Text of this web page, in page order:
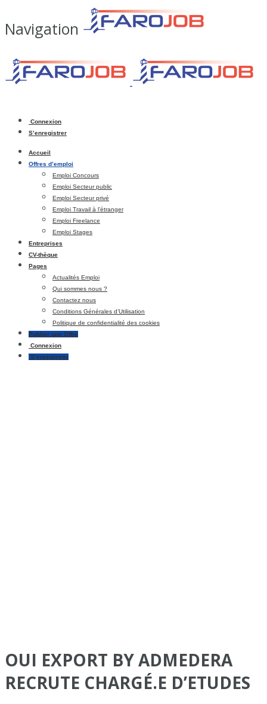
Navigation
Connexion
S’enregistrer
Accueil
Offres d’emploi
Emploi Concours
Emploi Secteur public
Emploi Secteur privé
Emploi Travail à l’étranger
Emploi Freelance
Emploi Stages
Entreprises
CV-thèque
Pages
Actualités Emploi
Qui sommes nous ?
Contactez nous
Conditions Générales d’Utilisation
Politique de confidentialité des cookies
Publier une Offre
Connexion
S’enregistrer
OUI EXPORT BY ADMEDERA
RECRUTE CHARGÉ.E D’ETUDES